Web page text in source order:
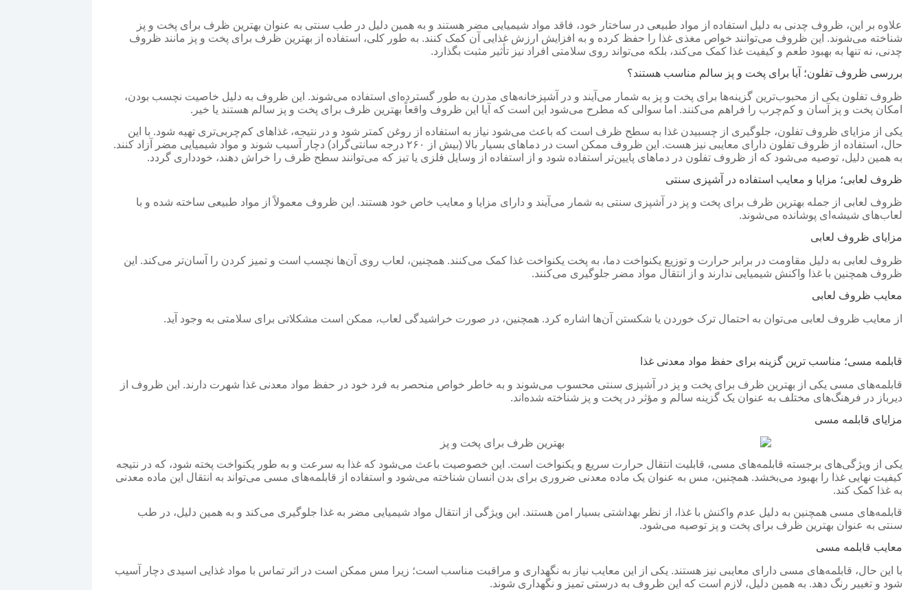
علاوه بر این، ظروف چدنی به دلیل استفاده از مواد طبیعی در ساختار خود، فاقد مواد شیمیایی مضر هستند و به همین دلیل در طب سنتی به عنوان بهترین ظرف برای پخت و پز
شناخته می‌شوند. این ظروف می‌توانند خواص مغذی غذا را حفظ کرده و به افزایش ارزش غذایی آن کمک کنند. به طور کلی، استفاده از بهترین ظرف برای پخت و پز مانند ظروف
چدنی، نه تنها به بهبود طعم و کیفیت غذا کمک می‌کند، بلکه می‌تواند روی سلامتی افراد نیز تأثیر مثبت بگذارد.
بررسی ظروف تفلون؛ آیا برای پخت و پز سالم مناسب هستند؟
ظروف تفلون یکی از محبوب‌ترین گزینه‌ها برای پخت و پز به شمار می‌آیند و در آشپزخانه‌های مدرن به طور گسترده‌ای استفاده می‌شوند. این ظروف به دلیل خاصیت نچسب بودن،
امکان پخت و پز آسان و کم‌چرب را فراهم می‌کنند. اما سوالی که مطرح می‌شود این است که آیا این ظروف واقعاً بهترین ظرف برای پخت و پز سالم هستند یا خیر.
یکی از مزایای ظروف تفلون، جلوگیری از چسبیدن غذا به سطح ظرف است که باعث می‌شود نیاز به استفاده از روغن کمتر شود و در نتیجه، غذاهای کم‌چربی‌تری تهیه شود. با این
حال، استفاده از ظروف تفلون دارای معایبی نیز هست. این ظروف ممکن است در دماهای بسیار بالا (بیش از ۲۶۰ درجه سانتی‌گراد) دچار آسیب شوند و مواد شیمیایی مضر آزاد کنند.
به همین دلیل، توصیه می‌شود که از ظروف تفلون در دماهای پایین‌تر استفاده شود و از استفاده از وسایل فلزی یا تیز که می‌توانند سطح ظرف را خراش دهند، خودداری گردد.
ظروف لعابی؛ مزایا و معایب استفاده در آشپزی سنتی
ظروف لعابی از جمله بهترین ظرف برای پخت و پز در آشپزی سنتی به شمار می‌آیند و دارای مزایا و معایب خاص خود هستند. این ظروف معمولاً از مواد طبیعی ساخته شده و با
لعاب‌های شیشه‌ای پوشانده می‌شوند.
مزایای ظروف لعابی
ظروف لعابی به دلیل مقاومت در برابر حرارت و توزیع یکنواخت دما، به پخت یکنواخت غذا کمک می‌کنند. همچنین، لعاب روی آن‌ها نچسب است و تمیز کردن را آسان‌تر می‌کند. این
ظروف همچنین با غذا واکنش شیمیایی ندارند و از انتقال مواد مضر جلوگیری می‌کنند.
معایب ظروف لعابی
از معایب ظروف لعابی می‌توان به احتمال ترک خوردن یا شکستن آن‌ها اشاره کرد. همچنین، در صورت خراشیدگی لعاب، ممکن است مشکلاتی برای سلامتی به وجود آید.
قابلمه مسی؛ مناسب ترین گزینه برای حفظ مواد معدنی غذا
قابلمه‌های مسی یکی از بهترین ظرف برای پخت و پز در آشپزی سنتی محسوب می‌شوند و به خاطر خواص منحصر به فرد خود در حفظ مواد معدنی غذا شهرت دارند. این ظروف از
دیرباز در فرهنگ‌های مختلف به عنوان یک گزینه سالم و مؤثر در پخت و پز شناخته شده‌اند.
مزایای قابلمه مسی
یکی از ویژگی‌های برجسته قابلمه‌های مسی، قابلیت انتقال حرارت سریع و یکنواخت است. این خصوصیت باعث می‌شود که غذا به سرعت و به طور یکنواخت پخته شود، که در نتیجه
کیفیت نهایی غذا را بهبود می‌بخشد. همچنین، مس به عنوان یک ماده معدنی ضروری برای بدن انسان شناخته می‌شود و استفاده از قابلمه‌های مسی می‌تواند به انتقال این ماده معدنی
به غذا کمک کند.
قابلمه‌های مسی همچنین به دلیل عدم واکنش با غذا، از نظر بهداشتی بسیار امن هستند. این ویژگی از انتقال مواد شیمیایی مضر به غذا جلوگیری می‌کند و به همین دلیل، در طب
سنتی به عنوان بهترین ظرف برای پخت و پز توصیه می‌شود.
معایب قابلمه مسی
با این حال، قابلمه‌های مسی دارای معایبی نیز هستند. یکی از این معایب نیاز به نگهداری و مراقبت مناسب است؛ زیرا مس ممکن است در اثر تماس با مواد غذایی اسیدی دچار آسیب
شود و تغییر رنگ دهد. به همین دلیل، لازم است که این ظروف به درستی تمیز و نگهداری شوند.